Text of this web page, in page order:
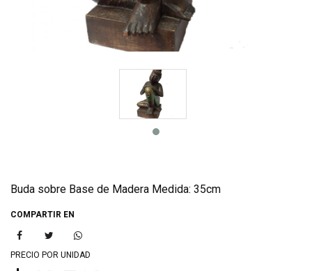
Buda sobre Base de Madera Medida: 35cm
COMPARTIR EN
PRECIO POR UNIDAD